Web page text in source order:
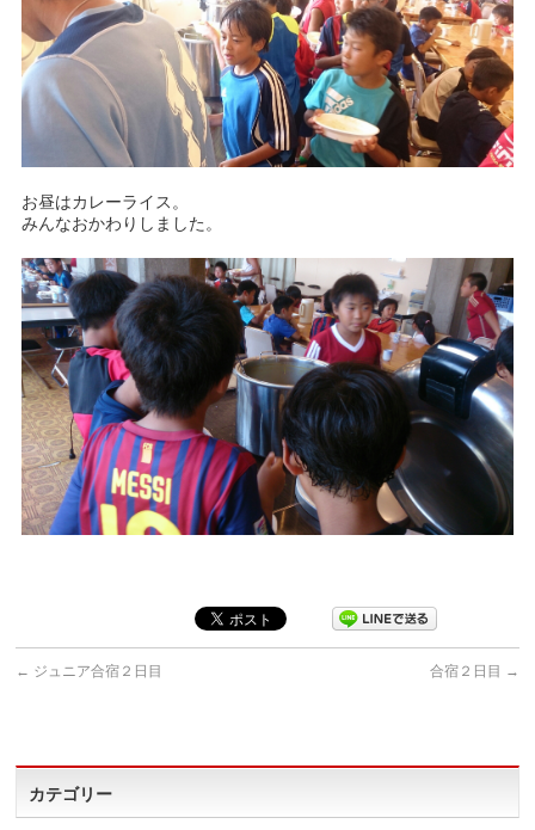
お昼はカレーライス。
みんなおかわりしました。
← ジュニア合宿２日目 合宿２日目 →
カテゴリー